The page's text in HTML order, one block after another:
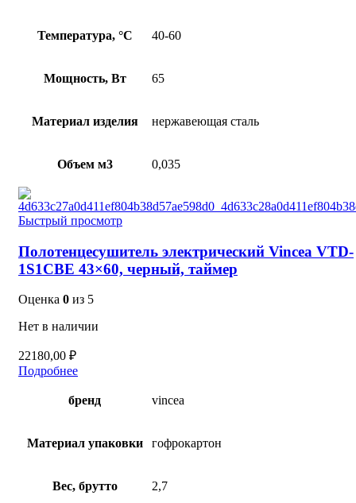
Температура, °C 40-60
Мощность, Вт 65
Материал изделия нержавеющая сталь
Объем м3 0,035
Быстрый просмотр
Полотенцесушитель электрический Vincea VTD-
1S1CBE 43×60, черный, таймер
Оценка 0 из 5
Нет в наличии
22180,00 ₽
Подробнее
бренд vincea
Материал упаковки гофрокартон
Вес, брутто 2,7